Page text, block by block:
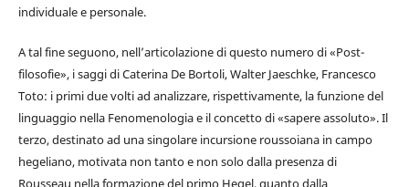
individuale e personale.
A tal fine seguono, nell’articolazione di questo numero di «Post-
filosofie», i saggi di Caterina De Bortoli, Walter Jaeschke, Francesco
Toto: i primi due volti ad analizzare, rispettivamente, la funzione del
linguaggio nella Fenomenologia e il concetto di «sapere assoluto». Il
terzo, destinato ad una singolare incursione roussoiana in campo
hegeliano, motivata non tanto e non solo dalla presenza di
Rousseau nella formazione del primo Hegel, quanto dalla